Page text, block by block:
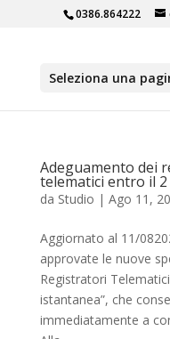
0386.864222
Seleziona una
Adeguamento dei
telematici entro il
da Studio | Ago 11,
Aggiornato al 11/
approvate le nuove
Registratori
istantanea”, che
immediatamente a